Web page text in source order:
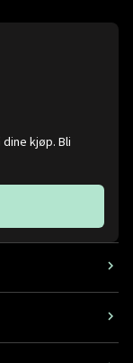
kjøp. Bli